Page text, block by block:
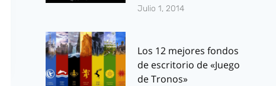
Julio 1, 2014
Los 12 mejores fondos
de escritorio de «Juego
de Tronos»